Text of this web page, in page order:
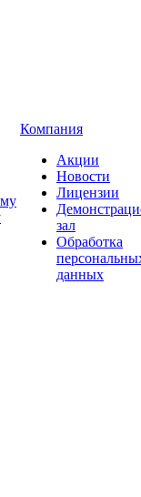
Компания
Акции
Новости
Лицензии
зал
Обработка
данных